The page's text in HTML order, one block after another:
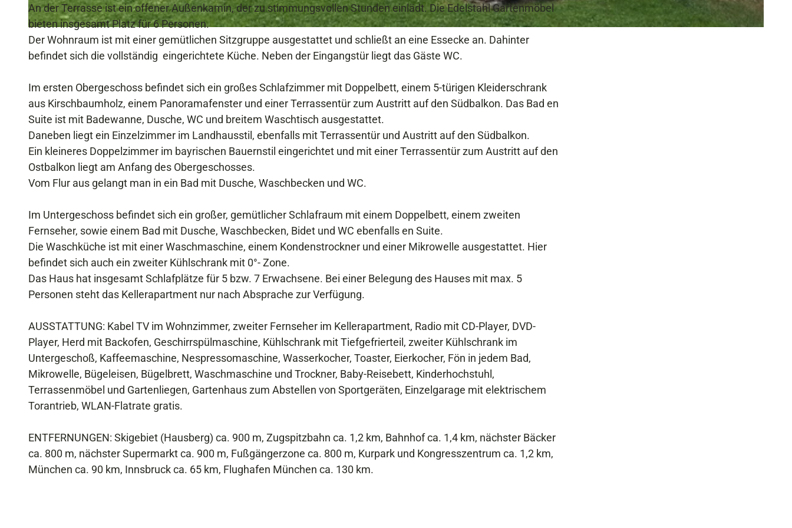
G
a
t
e
n
a
n
s
i
h
t
t
t
,
W
i
t
e
An der Terrasse ist ein offener Außenkamin, der zu stimmungsvollen Stunden einlädt. Die Edelstahl Gartenmöbel
bieten insgesamt Platz für 6 Personen.
Der Wohnraum ist mit einer gemütlichen Sitzgruppe ausgestattet und schließt an eine Essecke an. Dahinter
befindet sich die vollständig eingerichtete Küche. Neben der Eingangstür liegt das Gäste WC.
Im ersten Obergeschoss befindet sich ein großes Schlafzimmer mit Doppelbett, einem 5-türigen Kleiderschrank
aus Kirschbaumholz, einem Panoramafenster und einer Terrassentür zum Austritt auf den Südbalkon. Das Bad en
Suite ist mit Badewanne, Dusche, WC und breitem Waschtisch ausgestattet.
Daneben liegt ein Einzelzimmer im Landhausstil, ebenfalls mit Terrassentür und Austritt auf den Südbalkon.
Ein kleineres Doppelzimmer im bayrischen Bauernstil eingerichtet und mit einer Terrassentür zum Austritt auf den
Ostbalkon liegt am Anfang des Obergeschosses.
Vom Flur aus gelangt man in ein Bad mit Dusche, Waschbecken und WC.
Im Untergeschoss befindet sich ein großer, gemütlicher Schlafraum mit einem Doppelbett, einem zweiten
Fernseher, sowie einem Bad mit Dusche, Waschbecken, Bidet und WC ebenfalls en Suite.
Die Waschküche ist mit einer Waschmaschine, einem Kondenstrockner und einer Mikrowelle ausgestattet. Hier
befindet sich auch ein zweiter Kühlschrank mit 0°- Zone.
Das Haus hat insgesamt Schlafplätze für 5 bzw. 7 Erwachsene. Bei einer Belegung des Hauses mit max. 5
Personen steht das Kellerapartment nur nach Absprache zur Verfügung.
AUSSTATTUNG: Kabel TV im Wohnzimmer, zweiter Fernseher im Kellerapartment, Radio mit CD-Player, DVD-
Player, Herd mit Backofen, Geschirrspülmaschine, Kühlschrank mit Tiefgefrierteil, zweiter Kühlschrank im
Untergeschoß, Kaffeemaschine, Nespressomaschine, Wasserkocher, Toaster, Eierkocher, Fön in jedem Bad,
Mikrowelle, Bügeleisen, Bügelbrett, Waschmaschine und Trockner, Baby-Reisebett, Kinderhochstuhl,
Terrassenmöbel und Gartenliegen, Gartenhaus zum Abstellen von Sportgeräten, Einzelgarage mit elektrischem
Torantrieb, WLAN-Flatrate gratis.
ENTFERNUNGEN: Skigebiet (Hausberg) ca. 900 m, Zugspitzbahn ca. 1,2 km, Bahnhof ca. 1,4 km, nächster Bäcker
ca. 800 m, nächster Supermarkt ca. 900 m, Fußgängerzone ca. 800 m, Kurpark und Kongresszentrum ca. 1,2 km,
München ca. 90 km, Innsbruck ca. 65 km, Flughafen München ca. 130 km.